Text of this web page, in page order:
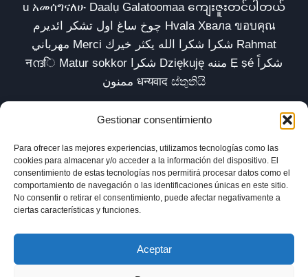
Gestionar consentimiento
Para ofrecer las mejores experiencias, utilizamos tecnologías como las
cookies para almacenar y/o acceder a la información del dispositivo. El
consentimiento de estas tecnologías nos permitirá procesar datos como el
comportamiento de navegación o las identificaciones únicas en este sitio.
No consentir o retirar el consentimiento, puede afectar negativamente a
ciertas características y funciones.
Aceptar
u አመሰግናለሁ Daalụ Galatoomaa ကျေးဇူးတင်ပါတယ်
چوخ ساغ اول تشکر ائدیرم Hvala Хвала ขอบคุณ
مهرباني Merci شكرا شكرا الله يكثر خيرك Rahmat
नന്ദि Matur sokkor شكرا Dziękuję مننه Ẹ ṣé شكراً
ممنون धन्यवाद ස්තුතියි
Inicio Biblioteca Parábolas TV
Comunidad
Esencia
Blog
Política de privacidad
Aviso legal
Política de cookies (UE)